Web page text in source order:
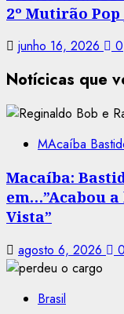
2º Mutirão
junho 16, 2026 0
Notícicas que
MAcaíba
Macaíba:
em…”Acabou
Vista”
agosto 6, 2026 0
Brasil